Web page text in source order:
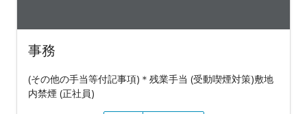
事務
(その他の手当等付記事項)＊残業手当 (受動喫煙対策)敷地
内禁煙 (正社員)